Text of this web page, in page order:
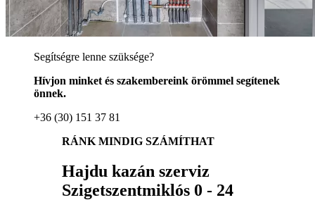
Segítségre lenne szüksége?
Hívjon minket és szakembereink örömmel segítenek
önnek.
+36 (30) 151 37 81
RÁNK MINDIG SZÁMÍTHAT
Hajdu kazán szerviz
Szigetszentmiklós 0 - 24